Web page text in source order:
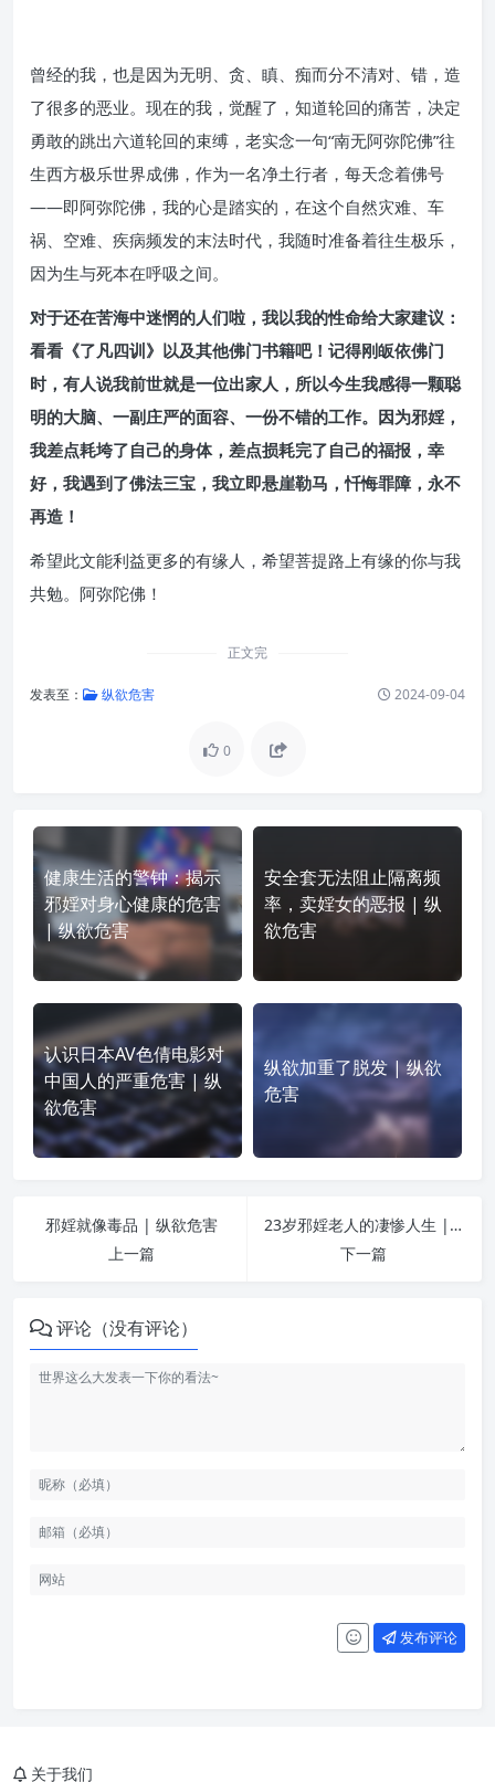
曾经的我，也是因为无明、贪、瞋、痴而分不清对、错，造
了很多的恶业。现在的我，觉醒了，知道轮回的痛苦，决定
勇敢的跳出六道轮回的束缚，老实念一句“南无阿弥陀佛”往
生西方极乐世界成佛，作为一名净土行者，每天念着佛号
——即阿弥陀佛，我的心是踏实的，在这个自然灾难、车
祸、空难、疾病频发的末法时代，我随时准备着往生极乐，
因为生与死本在呼吸之间。
对于还在苦海中迷惘的人们啦，我以我的性命给大家建议：
看看《了凡四训》以及其他佛门书籍吧！记得刚皈依佛门
时，有人说我前世就是一位出家人，所以今生我感得一颗聪
明的大脑、一副庄严的面容、一份不错的工作。因为邪婬，
我差点耗垮了自己的身体，差点损耗完了自己的福报，幸
好，我遇到了佛法三宝，我立即悬崖勒马，忏悔罪障，永不
再造！
希望此文能利益更多的有缘人，希望菩提路上有缘的你与我
共勉。阿弥陀佛！
正文完
发表至： 纵欲危害 2024-09-04
0
健康生活的警钟：揭示
邪婬对身心健康的危害
| 纵欲危害
安全套无法阻止隔离频
率，卖婬女的恶报 | 纵
欲危害
认识日本AV色倩电影对
中国人的严重危害 | 纵
欲危害
纵欲加重了脱发 | 纵欲
危害
邪婬就像毒品 | 纵欲危害
上一篇
23岁邪婬老人的凄惨人生 | 纵欲危害
下一篇
评论（没有评论）
发布评论
关于我们